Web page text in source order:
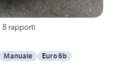
aut. ZF 8 rapporti
Manuale Euro 6b